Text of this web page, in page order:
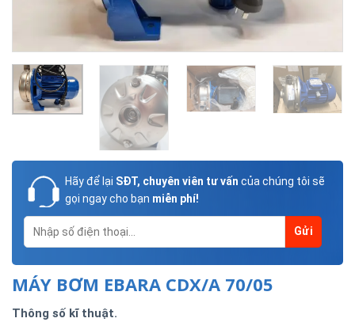
Hãy để lại SĐT, chuyên viên tư vấn của chúng tôi sẽ
gọi ngay cho bạn miễn phí!
MÁY BƠM EBARA CDX/A 70/05
Thông số kĩ thuật.